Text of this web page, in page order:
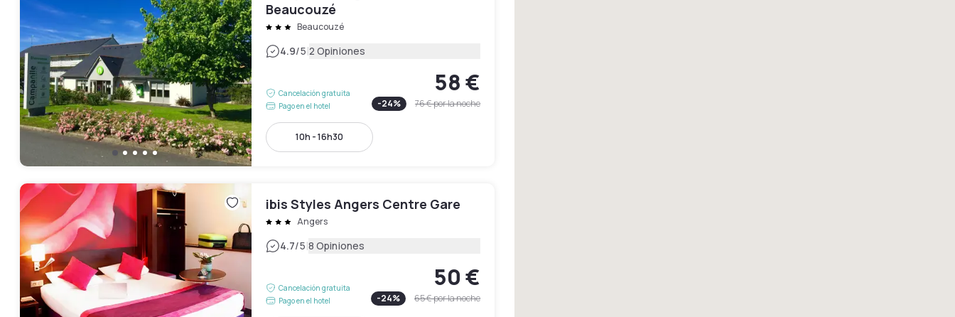
Beaucouzé
Beaucouzé
4.9/5|2 Opiniones
Cancelación gratuita
Pago en el hotel
58 €
-24% 76 €por la noche
10h - 16h30
ibis Styles Angers Centre Gare
Angers
4.7/5|8 Opiniones
Cancelación gratuita
Pago en el hotel
50 €
-24% 65 €por la noche